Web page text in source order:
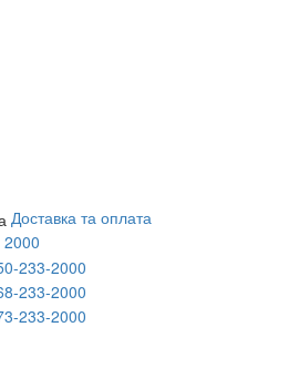
Доставка та оплата
233-2000
233-2000
233-2000